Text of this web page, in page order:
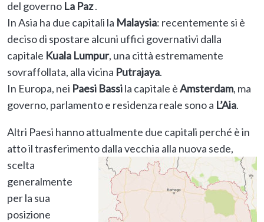
del governo La Paz.
In Asia ha due capitali la Malaysia: recentemente si è
deciso di spostare alcuni uffici governativi dalla
capitale Kuala Lumpur, una città estremamente
sovraffollata, alla vicina Putrajaya.
In Europa, nei Paesi Bassila capitale èAmsterdam, ma
governo, parlamento e residenza reale sono a L’Aia.
Altri Paesi hanno attualmente due capitali perché è in
atto il trasferimento dallavecchia alla nuova sede,
scelta
generalmente
per la sua
posizione